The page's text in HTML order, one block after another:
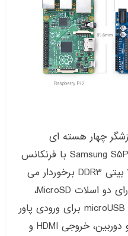
چهار هسته ای
Samsung S5P 4418 Quad Core Cortex-A9 با فرنکانس
۱٫۴ GH و یک گیگابایت رم ۳۲ بیتی DDR3 برخوردار می
باشد. برد Nano Pi نانو پای دارای دو اسلات MicroSD،
یک پورت USB 2.0، یک پورت microUSB برای ورودی پاور
و انتقال دیتا، اینترفیس LCD و دوربین، خروجی HDMI و